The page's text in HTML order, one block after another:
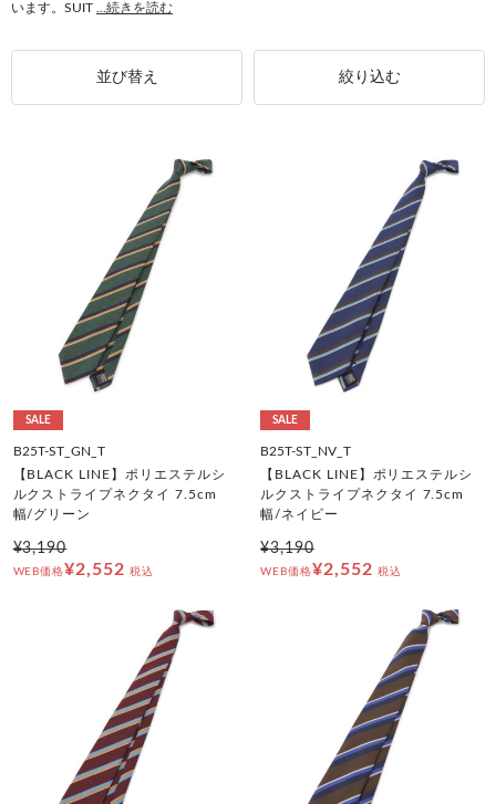
います。SUIT
...続きを読む
並び替え 絞り込む
SALE
B25T-ST_GN_T
【BLACK LINE】ポリエステルシ
ルクストライプネクタイ 7.5cm
幅/グリーン
¥3,190
WEB価格¥2,552 税込
SALE
B25T-ST_NV_T
【BLACK LINE】ポリエステルシ
ルクストライプネクタイ 7.5cm
幅/ネイビー
¥3,190
WEB価格¥2,552 税込